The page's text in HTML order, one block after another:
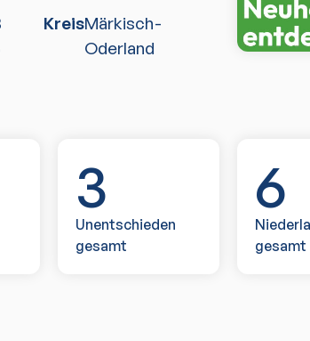
KreisMärkisch-
Oderland
3
Unentschieden
gesamt
6
gesamt